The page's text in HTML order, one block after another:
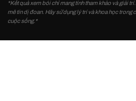
*Kết quả xem bói chỉ mang tính tham khảo và giải
mê tín dị đoan. Hãy sử dụng lý trí và khoa học trong
cuộc sống.*